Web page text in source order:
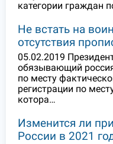
категории граждан
Не встать на
отсутствия
05.02.2019
обязывающий
по месту
регистрации по
котора…
Изменится ли
России в 2021